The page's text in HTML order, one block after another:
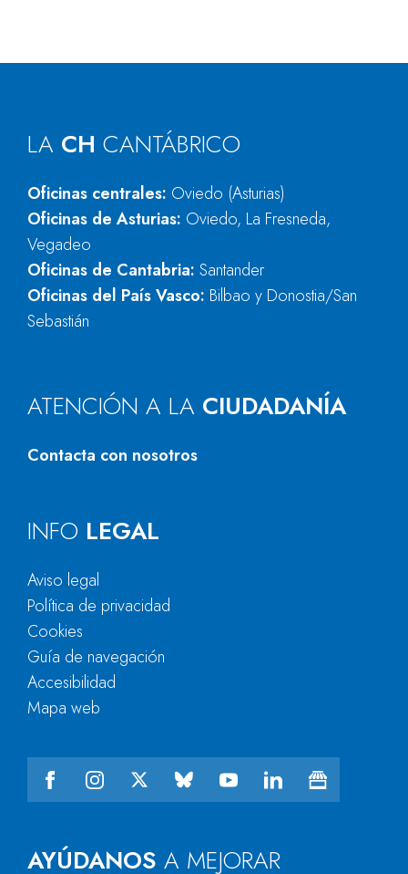
LA CH CANTÁBRICO
Oficinas centrales: Oviedo (Asturias)
Oficinas de Asturias: Oviedo, La Fresneda,
Vegadeo
Oficinas de Cantabria: Santander
Oficinas del País Vasco: Bilbao y Donostia/San
Sebastián
ATENCIÓN A LA CIUDADANÍA
Contacta con nosotros
AYÚDANOS A MEJORAR
INFO LEGAL
Aviso legal
Política de privacidad
Cookies
Guía de navegación
Accesibilidad
Mapa web